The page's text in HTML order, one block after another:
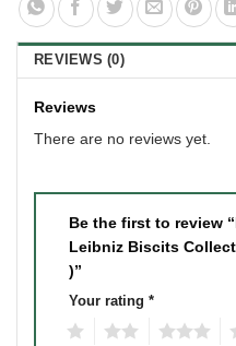
REVIEWS (0)
Reviews
There are no reviews yet.
Be the first to review
Leibniz Biscits
)”
Your rating *